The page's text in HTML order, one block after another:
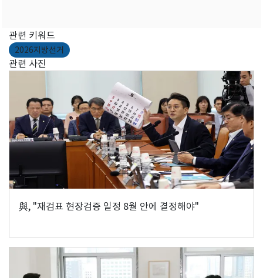
관련 키워드
2026지방선거
관련 사진
與, "재검표 현장검증 일정 8월 안에 결정해야"